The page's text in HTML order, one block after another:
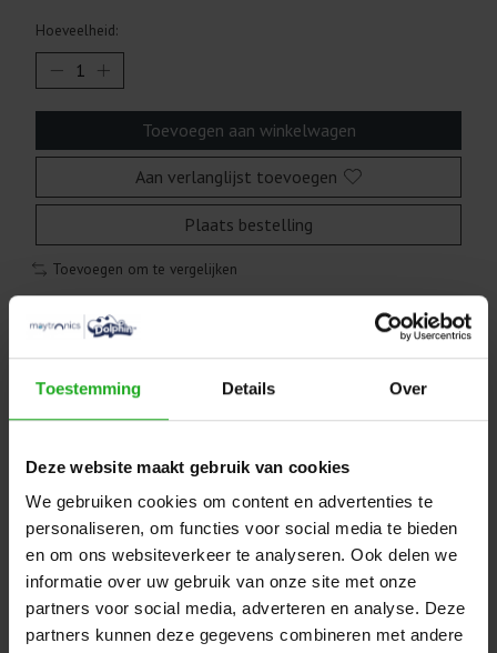
Toestemming Details Over
Deze website maakt gebruik van cookies
We gebruiken cookies om content en advertenties te
personaliseren, om functies voor social media te bieden
en om ons websiteverkeer te analyseren. Ook delen we
informatie over uw gebruik van onze site met onze
partners voor social media, adverteren en analyse. Deze
partners kunnen deze gegevens combineren met andere
Hoeveelheid:
Toevoegen aan winkelwagen
Aan verlanglijst toevoegen
Plaats bestelling
Toevoegen om te vergelijken
Beschrijving
Maytronics Dolphin motor unit
9995384-ASSY
9995384-ASSY
Als de motor unit geïnstalleerd is zal deze boven water
maar een paar seconden werken, door de speciale sensor
die in de motor gebouwd zit. Om de motor zorgvuldig te
kunnen testen moet de robot een cyclus in het water